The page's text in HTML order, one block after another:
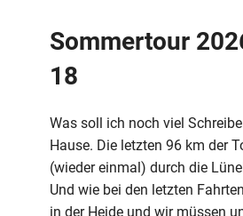
Sommertour
18
Was soll ich noch viel
Hause. Die letzten 96 km der
(wieder einmal) durch die
Und wie bei den letzten
in der Heide und wir müssen